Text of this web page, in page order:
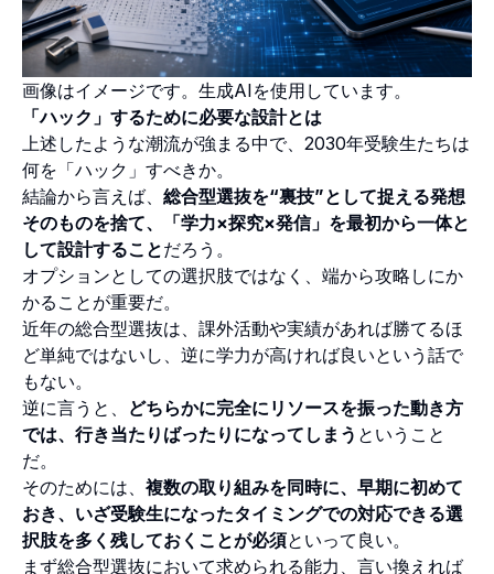
画像はイメージです。生成AIを使用しています。
「ハック」するために必要な設計とは
上述したような潮流が強まる中で、2030年受験生たちは
何を「ハック」すべきか。
結論から言えば、 総合型選抜を“裏技”として捉える発想
そのものを捨て、「学力×探究×発信」を最初から一体と
して設計することだろう。
オプションとしての選択肢ではなく、端から攻略しにか
かることが重要だ。
近年の総合型選抜は、課外活動や実績があれば勝てるほ
ど単純ではないし、逆に学力が高ければ良いという話で
もない。
逆に言うと、 どちらかに完全にリソースを振った動き方
では、行き当たりばったりになってしまう ということ
だ。
そのためには、 複数の取り組みを同時に、早期に初めて
おき、いざ受験生になったタイミングでの対応できる選
択肢を多く残しておくことが必須といって良い。
まず総合型選抜において求められる能力、言い換えれば